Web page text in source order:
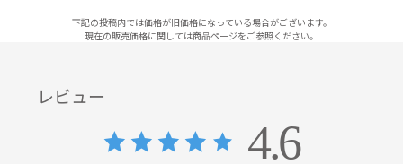
下記の投稿内では価格が旧価格になっている場合がございます。
現在の販売価格に関しては商品ページをご参照ください。
レビュー
4.6